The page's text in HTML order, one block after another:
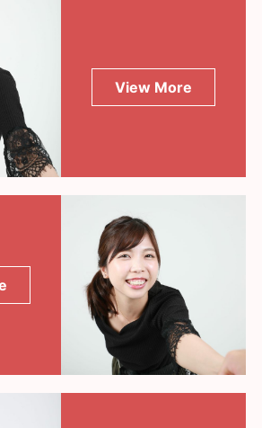
View More